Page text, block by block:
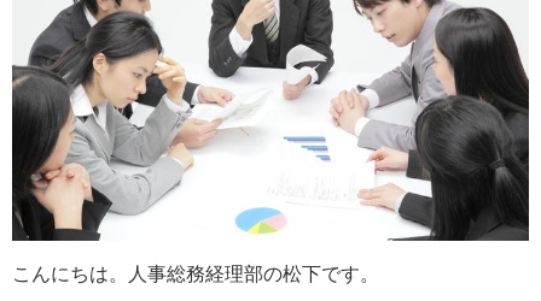
こんにちは。人事総務経理部の松下です。